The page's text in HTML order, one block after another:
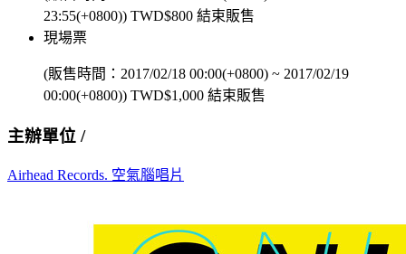
23:55(+0800)) TWD$800 結束販售
現場票
(販售時間： 2017/02/18 00:00(+0800) ~ 2017/02/19
00:00(+0800)) TWD$1,000 結束販售
主辦單位 /
Airhead Records. 空氣腦唱片